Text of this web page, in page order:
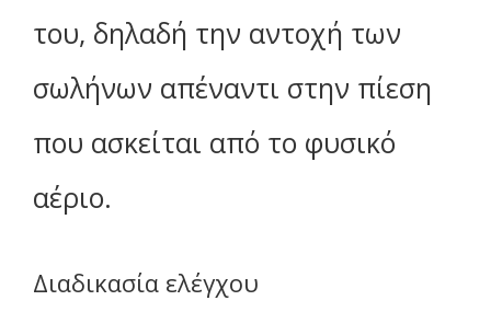
του, δηλαδή την αντοχή των
σωλήνων απέναντι στην πίεση
που ασκείται από το φυσικό
αέριο.
Διαδικασία ελέγχου